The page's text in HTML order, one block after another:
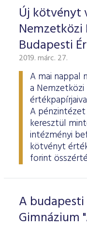
Új kötvényt
Nemzetközi
Budapesti
2019. márc. 27.
A mai nappal
a Nemzetközi
A
keresztül
intézményi
kötvényt
forint
A
Gimnázium